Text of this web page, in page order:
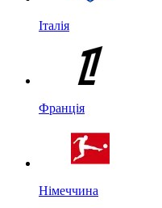
Італія
Франція
Німеччина